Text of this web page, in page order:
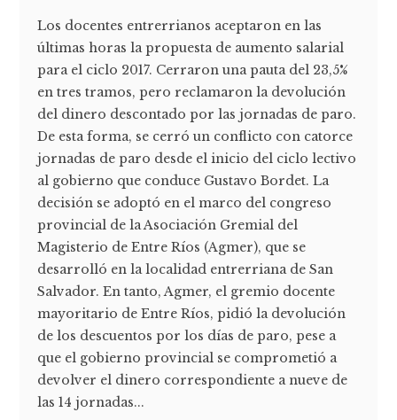
Los docentes entrerrianos aceptaron en las
últimas horas la propuesta de aumento salarial
para el ciclo 2017. Cerraron una pauta del 23,5%
en tres tramos, pero reclamaron la devolución
del dinero descontado por las jornadas de paro.
De esta forma, se cerró un conflicto con catorce
jornadas de paro desde el inicio del ciclo lectivo
al gobierno que conduce Gustavo Bordet. La
decisión se adoptó en el marco del congreso
provincial de la Asociación Gremial del
Magisterio de Entre Ríos (Agmer), que se
desarrolló en la localidad entrerriana de San
Salvador. En tanto, Agmer, el gremio docente
mayoritario de Entre Ríos, pidió la devolución
de los descuentos por los días de paro, pese a
que el gobierno provincial se comprometió a
devolver el dinero correspondiente a nueve de
las 14 jornadas...